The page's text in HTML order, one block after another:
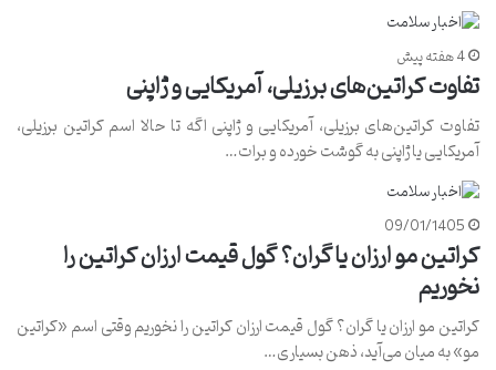
4 هفته پیش
تفاوت کراتین‌های برزیلی، آمریکایی و ژاپنی
تفاوت کراتین‌های برزیلی، آمریکایی و ژاپنی اگه تا حالا اسم کراتین برزیلی،
آمریکایی یا ژاپنی به گوشت خورده و برات…
09/01/1405
کراتین مو ارزان یا گران؟ گول قیمت ارزان کراتین را
نخوریم
کراتین مو ارزان یا گران؟ گول قیمت ارزان کراتین را نخوریم وقتی اسم «کراتین
مو» به میان می‌آید، ذهن بسیاری…